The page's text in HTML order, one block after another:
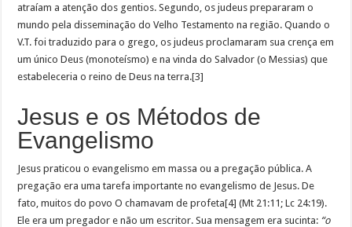
atraíam a atenção dos gentios. Segundo, os judeus prepararam o
mundo pela disseminação do Velho Testamento na região. Quando o
V.T. foi traduzido para o grego, os judeus proclamaram sua crença em
um único Deus (monoteísmo) e na vinda do Salvador (o Messias) que
estabeleceria o reino de Deus na terra.[3]
Jesus e os Métodos de
Evangelismo
Jesus praticou o evangelismo em massa ou a pregação pública. A
pregação era uma tarefa importante no evangelismo de Jesus. De
fato, muitos do povo O chamavam de profeta[4] (Mt 21:11; Lc 24:19).
Ele era um pregador e não um escritor. Sua mensagem era sucinta: “o